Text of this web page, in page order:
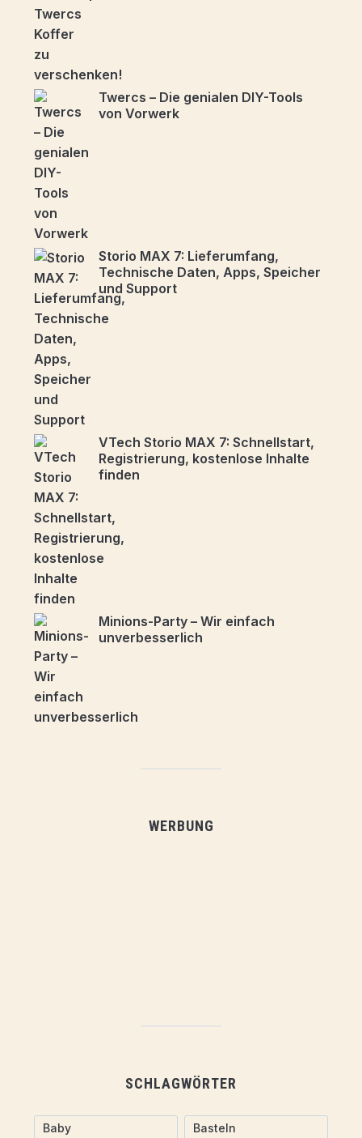
Twercs – Die genialen DIY-Tools
von Vorwerk
Storio MAX 7: Lieferumfang,
Technische Daten, Apps, Speicher
und Support
VTech Storio MAX 7: Schnellstart,
Registrierung, kostenlose Inhalte
finden
Minions-Party – Wir einfach
unverbesserlich
WERBUNG
SCHLAGWÖRTER
Baby Basteln